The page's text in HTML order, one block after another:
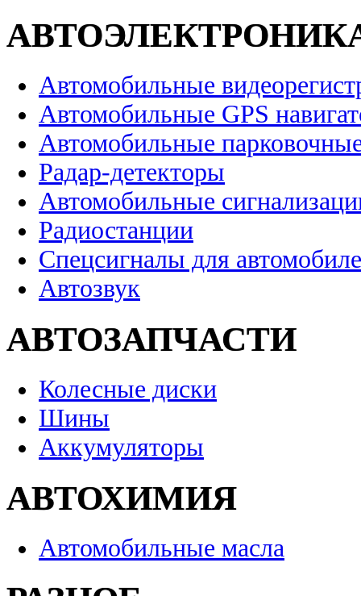
Автомобильные
Автомобильные GPS
Автомобильные
Радар-детекторы
Автомобильные
Радиостанции
Спецсигналы для
Автозвук
АВТОЗАПЧАСТИ
Колесные диски
Шины
Аккумуляторы
АВТОХИМИЯ
Автомобильные масла